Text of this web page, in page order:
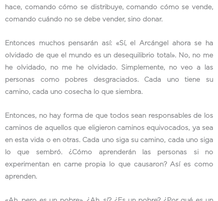
hace, comando cómo se distribuye, comando cómo se vende,
comando cuándo no se debe vender, sino donar.
Entonces muchos pensarán así: «Sí, el Arcángel ahora se ha
olvidado de que el mundo es un desequilibrio total». No, no me
he olvidado, no me he olvidado. Simplemente, no veo a las
personas como pobres desgraciados. Cada uno tiene su
camino, cada uno cosecha lo que siembra.
Entonces, no hay forma de que todos sean responsables de los
caminos de aquellos que eligieron caminos equivocados, ya sea
en esta vida o en otras. Cada uno siga su camino, cada uno siga
lo que sembró. ¿Cómo aprenderán las personas si no
experimentan en carne propia lo que causaron? Así es como
aprenden.